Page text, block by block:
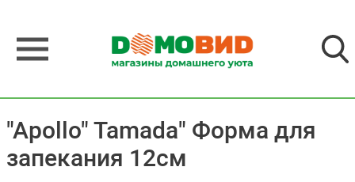
"Apollo" Tamada" Форма для
запекания 12см